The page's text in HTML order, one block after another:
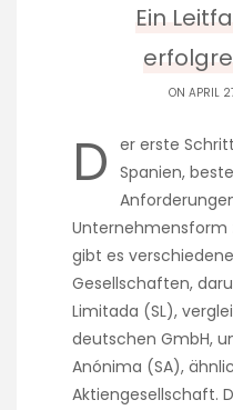
Ein
ON APRIL
D er erste
Spanien,
Unternehmensform
gibt es
Gesellschaften,
Limitada (SL),
deutschen GmbH,
Anónima (SA),
Aktiengesellschaft.